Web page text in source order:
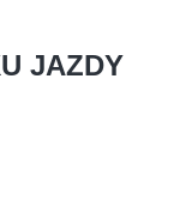
JAZDY